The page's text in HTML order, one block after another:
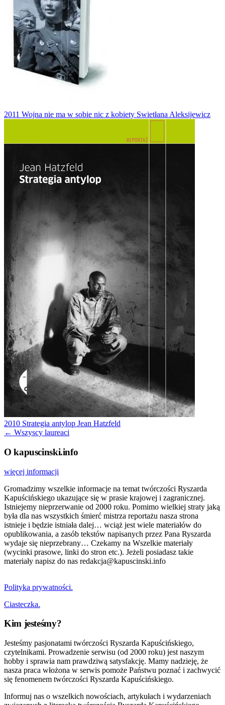
2011 Wojna nie ma w sobie nic z kobiety Swietłana Aleksijewicz
2010 Strategia antylop Jean Hatzfeld
← Wszyscy laureaci
O kapuscinski.info
więcej informacji
Gromadzimy wszelkie informacje na temat twórczości Ryszarda
Kapuścińskiego ukazujące się w prasie krajowej i zagranicznej.
Istniejemy nieprzerwanie od 2000 roku. Pomimo wielkiej straty jaką
była dla nas wszystkich śmierć mistrza reportażu nasza strona
istnieje i będzie istniała dalej… wciąż jest wiele materiałów do
opublikowania, a zasób tekstów napisanych przez Pana Ryszarda
wydaje się nieprzebrany… Czekamy na Wszelkie materiały
(wycinki prasowe, linki do stron etc.). Jeżeli posiadasz takie
materiały napisz do nas redakcja@kapuscinski.info
Polityka prywatności.
Ciasteczka.
Kim jesteśmy?
Jesteśmy pasjonatami twórczości Ryszarda Kapuścińskiego,
czytelnikami. Prowadzenie serwisu (od 2000 roku) jest naszym
hobby i sprawia nam prawdziwą satysfakcję. Mamy nadzieję, że
nasza praca włożona w serwis pomoże Państwu poznać i zachwycić
się fenomenem twórczości Ryszarda Kapuścińskiego.
Informuj nas o wszelkich nowościach, artykułach i wydarzeniach